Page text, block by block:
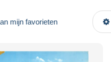
mijn favorieten